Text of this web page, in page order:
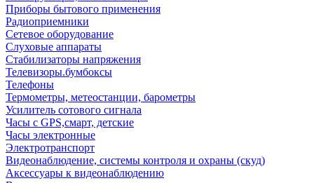
Приборы бытового применения
Радиоприемники
Сетевое оборудование
Слуховые аппараты
Стабилизаторы напряжения
Телевизоры.бумбоксы
Телефоны
Термометры, метеостанции, барометры
Усилитель сотового сигнала
Часы с GPS,смарт, детские
Часы электронные
Электротранспорт
Видеонаблюдение, системы контроля и охраны (скуд)
Аксессуары к видеонаблюдению